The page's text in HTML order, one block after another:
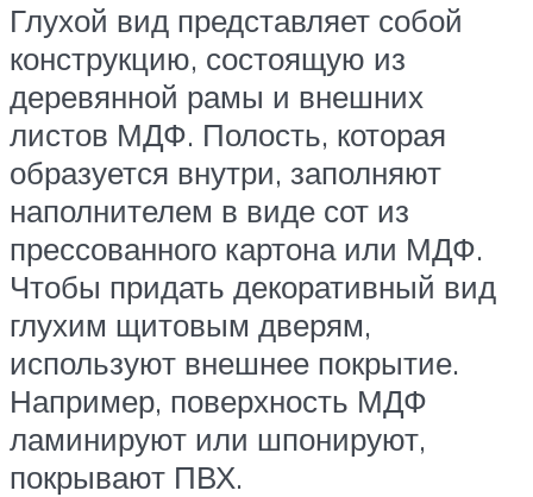
Глухой вид представляет собой
конструкцию, состоящую из
деревянной рамы и внешних
листов МДФ. Полость, которая
образуется внутри, заполняют
наполнителем в виде сот из
прессованного картона или МДФ.
Чтобы придать декоративный вид
глухим щитовым дверям,
используют внешнее покрытие.
Например, поверхность МДФ
ламинируют или шпонируют,
покрывают ПВХ.